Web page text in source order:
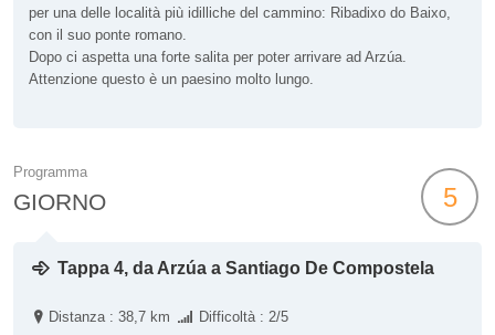
per una delle località più idilliche del cammino: Ribadixo do Baixo,
con il suo ponte romano.
Dopo ci aspetta una forte salita per poter arrivare ad Arzúa.
Attenzione questo è un paesino molto lungo.
Programma
GIORNO 5
Tappa 4, da Arzúa a Santiago De Compostela
Distanza : 38,7 km Difficoltà : 2/5